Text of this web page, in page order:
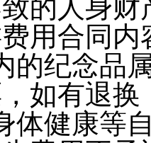
的人身
用合同
的纪念品
如有退
体健康等